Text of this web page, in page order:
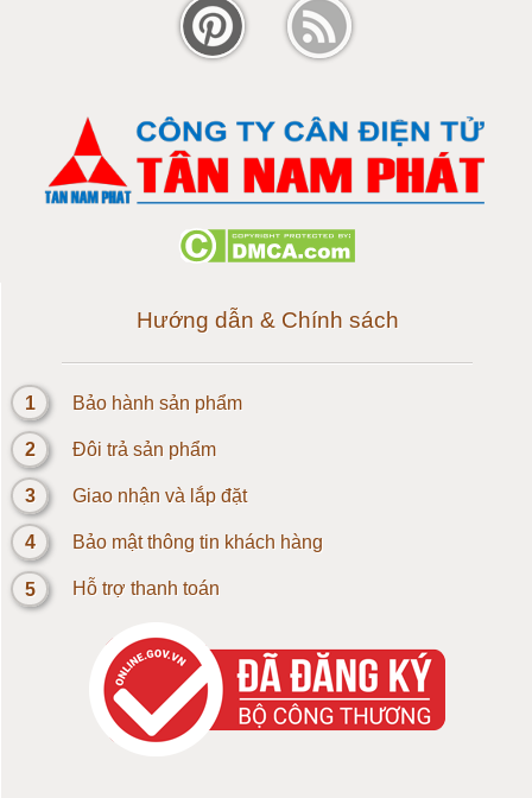
Cân điện tử 150 tấn
Loadcell 300g
Cảm biến Loadcell 2kg
Loadcell 3kg
Loadcell 5kg
Loadcell 10kg
Loadcell 20kg
Loadcell 30kg
Loadcell 50kg
Hướng dẫn & Chính sách
1 Bảo hành sản phẩm
2 Đôi trả sản phẩm
3 Giao nhận và lắp đặt
4 Bảo mật thông tin khách hàng
5 Hỗ trợ thanh toán